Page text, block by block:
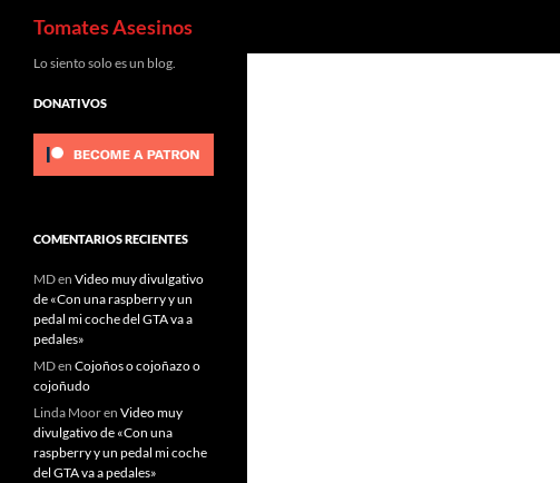
Saltar
Tomates Asesinos
Lo siento solo es un blog.
DONATIVOS
COMENTARIOS RECIENTES
MDen Video muy divulgativo
de «Con una raspberry y un
pedal mi coche del GTA va a
pedales»
MDen Cojoños o cojoñazo o
cojoñudo
Linda Mooren Video muy
divulgativo de «Con una
raspberry y un pedal mi coche
del GTA va a pedales»